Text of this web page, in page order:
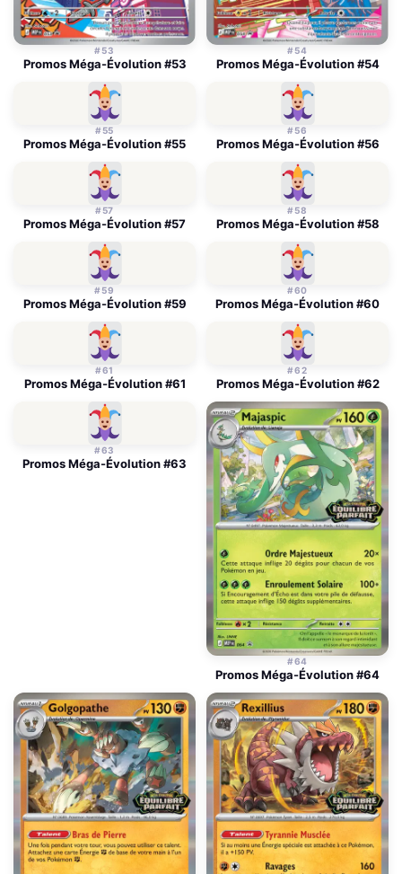
#53
Promos Méga-Évolution #53
#54
Promos Méga-Évolution #54
#55
Promos Méga-Évolution #55
#56
Promos Méga-Évolution #56
#57
Promos Méga-Évolution #57
#58
Promos Méga-Évolution #58
#59
Promos Méga-Évolution #59
#60
Promos Méga-Évolution #60
#61
Promos Méga-Évolution #61
#62
Promos Méga-Évolution #62
#63
Promos Méga-Évolution #63
#64
Promos Méga-Évolution #64